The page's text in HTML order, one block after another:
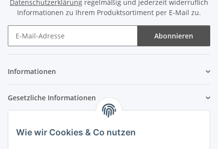
Wie wir Cookies & Co nutzen
Datenschutzerklärung regelmäßig und jederzeit widerruflich
Informationen zu Ihrem Produktsortiment per E-Mail zu.
Abonnieren
Informationen
Gesetzliche Informationen